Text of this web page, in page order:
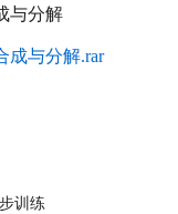
与分解
成与分解.rar
训练